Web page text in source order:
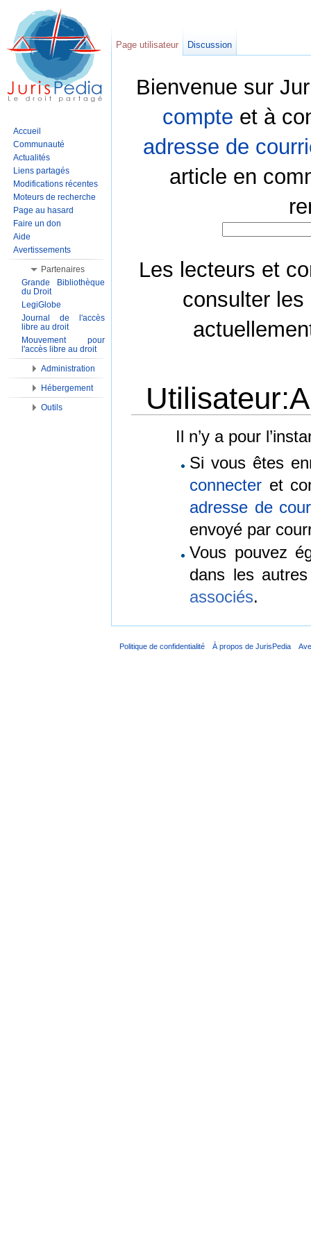
Bienvenue sur
compte et à
adresse de
article en
Les lecteurs et
consulter les
Il n’y a pour
Si vous êtes
connecter et
adresse de
envoyé par
Vous pouvez
dans les
associés.
Page utilisateur Discussion
Accueil
Communauté
Actualités
Liens partagés
Modifications récentes
Moteurs de recherche
Page au hasard
Faire un don
Aide
Avertissements
Partenaires
Grande Bibliothèque
du Droit
LegiGlobe
Journal de l'accès
libre au droit
Mouvement pour
l'accès libre au droit
Administration
Hébergement
Outils
Politique de confidentialité À propos de JurisPedia